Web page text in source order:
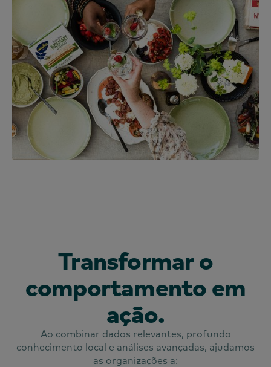
Transformar o
comportamento em
ação.
Ao combinar dados relevantes, profundo
conhecimento local e análises avançadas, ajudamos
as organizações a: